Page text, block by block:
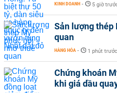
KINH DOANH - 5 giờ
Sản lượng thép
quan
HÀNG HÓA - 1 phút trước
Chứng khoán
khi giá dầu